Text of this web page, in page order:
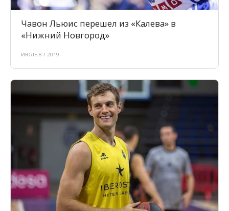
Чавон Льюис перешел из «Калева» в
«Нижний Новгород»
ИЮЛЬ 8 / 2019